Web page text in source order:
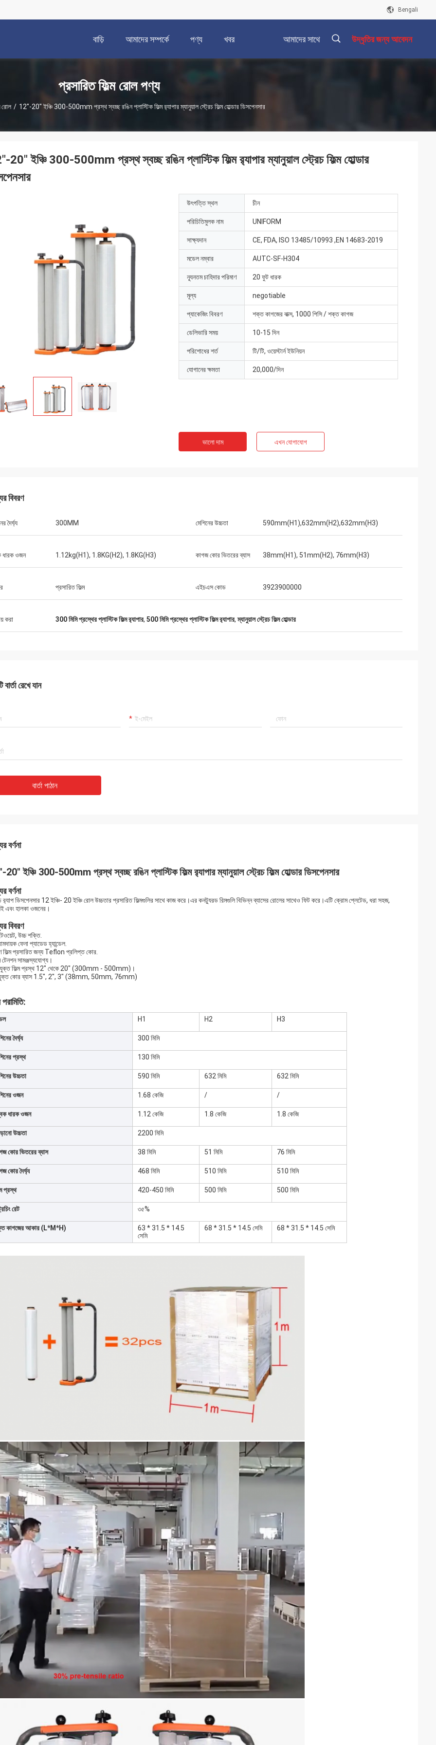
Bengali
বাড়ি আমাদের সম্পর্কে পণ্য খবর আমাদের সাথে উদ্ধৃতির জন্য আবেদন
প্রসারিত ফিল্ম রোল পণ্য
রোল / 12"-20" ইঞ্চি 300-500mm প্রস্থ স্বচ্ছ রঙিন প্লাস্টিক ফিল্ম র‍্যাপার ম্যানুয়াল স্ট্রেচ ফিল্ম হোল্ডার ডিসপেনসার
20" ইঞ্চি 300-500mm প্রস্থ স্বচ্ছ রঙিন প্লাস্টিক ফিল্ম র‍্যাপার ম্যানুয়াল স্ট্রেচ ফিল্ম হোল্ডার
উৎপত্তি স্থল চীন
পরিচিতিমুলক নাম UNIFORM
সাক্ষ্যদান CE, FDA, ISO 13485/10993 ,EN 14683-2019
মডেল নম্বার AUTC-SF-H304
ন্যূনতম চাহিদার পরিমাণ 20 ফুট ধারক
মূল্য negotiable
প্যাকেজিং বিবরণ শক্ত কাগজের বাক্স, 1000 পিসি / শক্ত কাগজ
ডেলিভারি সময় 10-15 দিন
পরিশোধের শর্ত টি/টি, ওয়েস্টার্ন ইউনিয়ন
যোগানের ক্ষমতা 20,000/দিন
ভালো দাম এখন যোগাযোগ
বিবরণ
দৈর্ঘ্য 300MM মেশিনের উচ্চতা 590mm(H1),632mm(H2),632mm(H3)
ধারক ওজন 1.12kg(H1), 1.8KG(H2), 1.8KG(H3) কাগজ কোর ভিতরের ব্যাস 38mm(H1), 51mm(H2), 76mm(H3)
প্রসারিত ফিল্ম এইচএস কোড 3923900000
করা 300 মিমি প্রস্থের প্লাস্টিক ফিল্ম র‍্যাপার, 500 মিমি প্রস্থের প্লাস্টিক ফিল্ম র‍্যাপার,ম্যানুয়াল স্ট্রেচ ফিল্ম হোল্ডার
বার্তা রেখে যান
বার্তা পাঠান
বর্ণনা
ইঞ্চি 300-500mm প্রস্থ স্বচ্ছ রঙিন প্লাস্টিক ফিল্ম র‍্যাপার ম্যানুয়াল স্ট্রেচ ফিল্ম হোল্ডার ডিসপেনসার
বর্ণনা
র‍্যাপ ডিসপেনসার 12 ইঞ্চি- 20 ইঞ্চি রোল উচ্চতার প্রসারিত ফিল্মগুলির সাথে কাজ করে।এর কনট্যুরড রিমগুলি বিভিন্ন ব্যাসের রোলের সাথেও ফিট করে।এটি ক্রোম প্লেটেড, ধরা সহজ,
এবং হালকা ওজনের।
বিবরণ
উচ্চ শক্তি.
ফেনা প্যাডেড হ্যান্ডেল.
ফিল্ম প্রসারিত জন্য Teflon প্রলিপ্ত কোর.
টেনশন সামঞ্জস্যযোগ্য।
ফিল্ম প্রস্থ 12" থেকে 20" (300mm - 500mm)।
কোর ব্যাস 1.5", 2", 3" (38mm, 50mm, 76mm)
H1 H2 H3
দৈর্ঘ্য 300 মিমি
প্রস্থ 130 মিমি
উচ্চতা 590 মিমি 632 মিমি 632 মিমি
ওজন 1.68 কেজি / /
ধারক ওজন 1.12 কেজি 1.8 কেজি 1.8 কেজি
উচ্চতা 2200 মিমি
কোর ভিতরের ব্যাস 38 মিমি 51 মিমি 76 মিমি
কোর দৈর্ঘ্য 468 মিমি 510 মিমি 510 মিমি
প্রস্থ 420-450 মিমি 500 মিমি 500 মিমি
রেট ৩৫%
কাগজের আকার (L*M*H)
63 * 31.5 * 14.5
সেমি
68 * 31.5 * 14.5 সেমি 68 * 31.5 * 14.5 সেমি